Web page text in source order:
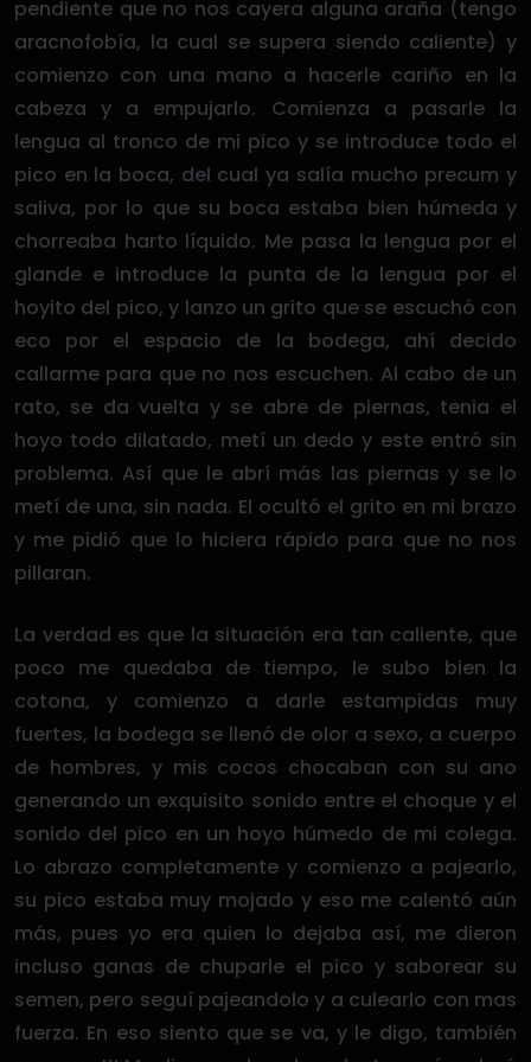
pendiente que no nos cayera alguna araña (tengo
aracnofobía, la cual se supera siendo caliente) y
comienzo con una mano a hacerle cariño en la
cabeza y a empujarlo. Comienza a pasarle la
lengua al tronco de mi pico y se introduce todo el
pico en la boca, del cual ya salía mucho precum y
saliva, por lo que su boca estaba bien húmeda y
chorreaba harto líquido. Me pasa la lengua por el
glande e introduce la punta de la lengua por el
hoyito del pico, y lanzo un grito que se escuchó con
eco por el espacio de la bodega, ahí decido
callarme para que no nos escuchen. Al cabo de un
rato, se da vuelta y se abre de piernas, tenia el
hoyo todo dilatado, metí un dedo y este entró sin
problema. Así que le abrí más las piernas y se lo
metí de una, sin nada. El ocultó el grito en mi brazo
y me pidió que lo hiciera rápido para que no nos
pillaran.
La verdad es que la situación era tan caliente, que
poco me quedaba de tiempo, le subo bien la
cotona, y comienzo a darle estampidas muy
fuertes, la bodega se llenó de olor a sexo, a cuerpo
de hombres, y mis cocos chocaban con su ano
generando un exquisito sonido entre el choque y el
sonido del pico en un hoyo húmedo de mi colega.
Lo abrazo completamente y comienzo a pajearlo,
su pico estaba muy mojado y eso me calentó aún
más, pues yo era quien lo dejaba así, me dieron
incluso ganas de chuparle el pico y saborear su
semen, pero seguí pajeandolo y a culearlo con mas
fuerza. En eso siento que se va, y le digo, también